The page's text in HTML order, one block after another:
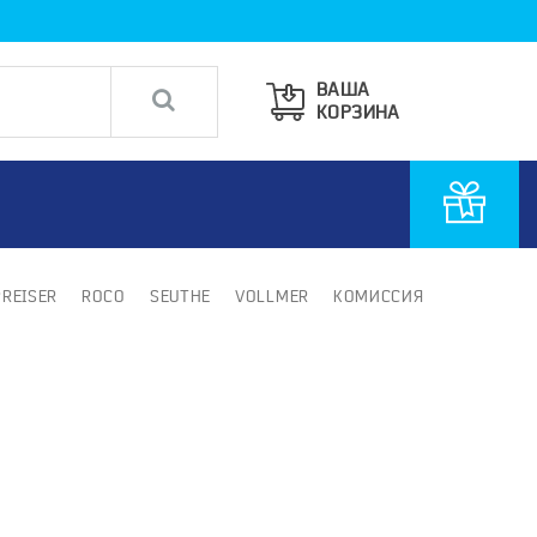
ВАША
КОРЗИНА
ROCO SEUTHE VOLLMER КОМИССИЯ